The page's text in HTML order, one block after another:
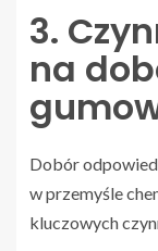
3.
na
Dobór
w przemyśle
kluczowych